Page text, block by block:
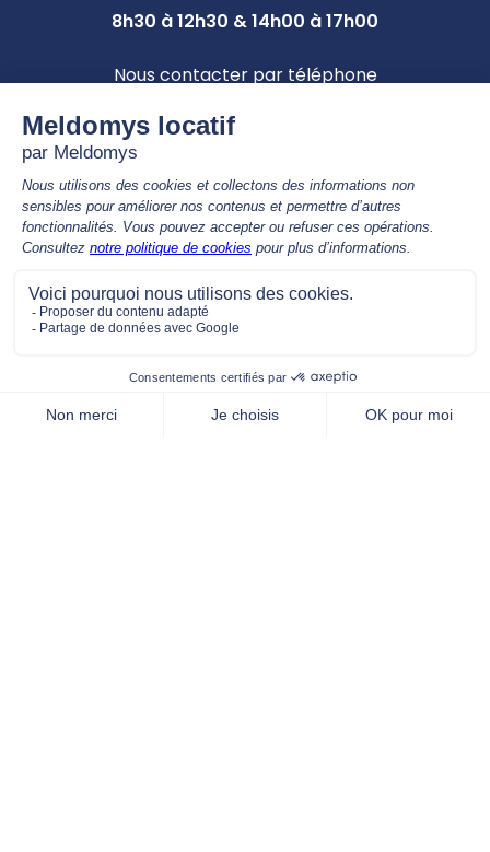
8h30 à 12h30 & 14h00 à 17h00
Nous contacter par téléphone
02 41 81 68 00
APPEL GRATUIT, de 9h00 à 12h30 & 14h00 à 17h00
Nous contacter par mail